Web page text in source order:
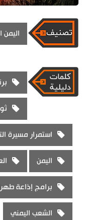
اليمن
استمرار مسيرة
اليمن
برامج إذاعة
الشعب اليمني